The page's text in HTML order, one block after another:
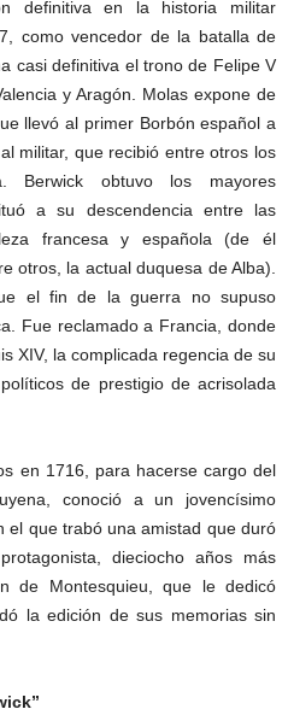
definitiva en la historia militar
como vencedor de la batalla de
casi definitiva el trono de Felipe V
y Aragón. Molas expone de
llevó al primer Borbón español a
militar, que recibió entre otros los
Berwick obtuvo los mayores
a su descendencia entre las
francesa y española (de él
otros, la actual duquesa de Alba).
el fin de la guerra no supuso
Fue reclamado a Francia, donde
XIV, la complicada regencia de su
de prestigio de acrisolada
en 1716, para hacerse cargo del
conoció a un jovencísimo
el que trabó una amistad que duró
dieciocho años más
de Montesquieu, que le dedicó
la edición de sus memorias sin